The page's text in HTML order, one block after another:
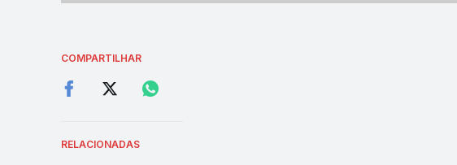
COMPARTILHAR
RELACIONADAS